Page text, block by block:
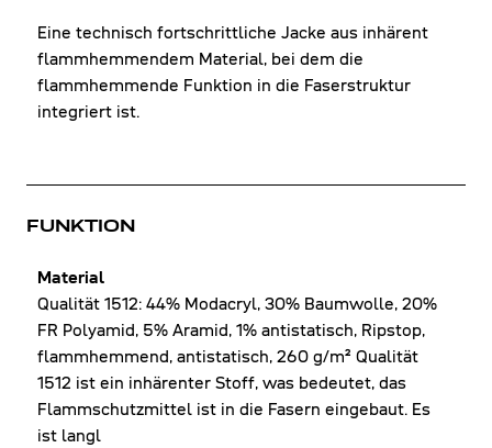
Eine technisch fortschrittliche Jacke aus inhärent
flammhemmendem Material, bei dem die
flammhemmende Funktion in die Faserstruktur
integriert ist.
FUNKTION
Material
Qualität 1512: 44% Modacryl, 30% Baumwolle, 20%
FR Polyamid, 5% Aramid, 1% antistatisch, Ripstop,
flammhemmend, antistatisch, 260 g/m² Qualität
1512 ist ein inhärenter Stoff, was bedeutet, das
Flammschutzmittel ist in die Fasern eingebaut. Es
ist langl